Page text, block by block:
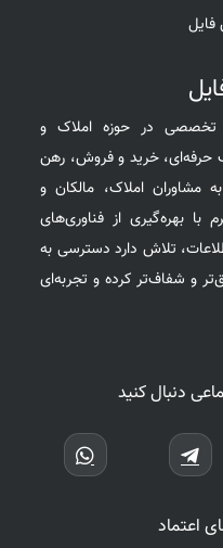
در حوزه املاک و
حرفه‌ای، خرید و فروش، رهن
مشاوران املاک، مالکان و
با بهره‌گیری از فناوری‌های
تلاش دارد دسترسی به
و شفاف‌تر کرده و تجربه‌ای
دنبال کنید
اعتماد